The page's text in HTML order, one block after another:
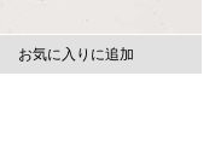
お気に入りに追加